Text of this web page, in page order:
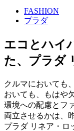
FASHION
プラダ
エコとハイ
た、プラダ
クルマにおいても
おいても、もはや
環境への配慮とフ
両立させるかは、
プラダ リネア・ロ